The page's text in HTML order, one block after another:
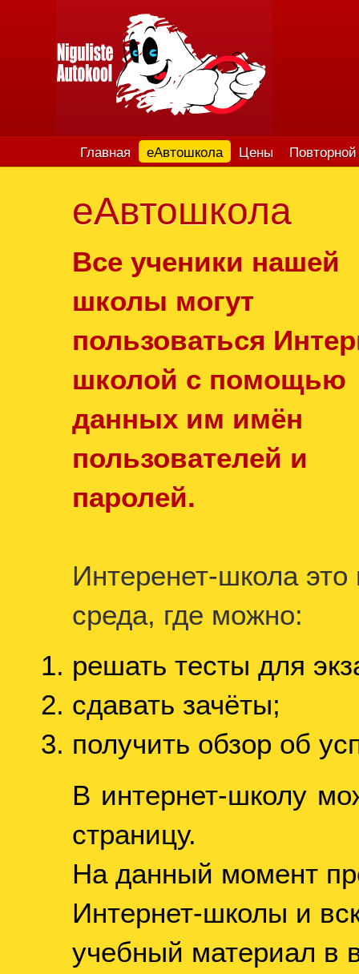
Главная еАвтошкола Цены
еАвтошкола
Все ученики нашей
школы могут
пользоваться
школой с помощью
данных им имён
пользователей и
паролей.
Интеренет-школа
среда, где можно:
решать тесты для
сдавать зачёты;
получить обзор об
В интернет-школу
страницу.
На данный момент
Интернет-школы и
учебный материал в